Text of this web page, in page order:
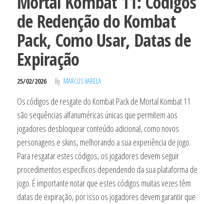
de Redenção do Kombat
Pack, Como Usar, Datas de
Expiração
25/02/2026 By MARCUS VARELA
Os códigos de resgate do Kombat Pack de Mortal Kombat 11
são sequências alfanuméricas únicas que permitem aos
jogadores desbloquear conteúdo adicional, como novos
personagens e skins, melhorando a sua experiência de jogo.
Para resgatar estes códigos, os jogadores devem seguir
procedimentos específicos dependendo da sua plataforma de
jogo. É importante notar que estes códigos muitas vezes têm
datas de expiração, por isso os jogadores devem garantir que